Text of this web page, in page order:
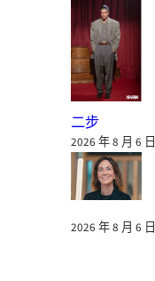
二步
2026 年 8 月 6 日
2026 年 8 月 6 日